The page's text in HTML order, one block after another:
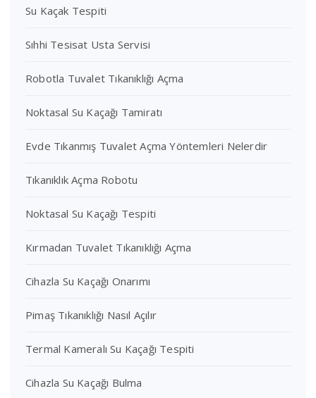
Su Kaçak Tespiti
Sıhhi Tesisat Usta Servisi
Robotla Tuvalet Tıkanıklığı Açma
Noktasal Su Kaçağı Tamiratı
Evde Tıkanmış Tuvalet Açma Yöntemleri Nelerdir
Tıkanıklık Açma Robotu
Noktasal Su Kaçağı Tespiti
Kırmadan Tuvalet Tıkanıklığı Açma
Cihazla Su Kaçağı Onarımı
Pimaş Tıkanıklığı Nasıl Açılır
Termal Kameralı Su Kaçağı Tespiti
Cihazla Su Kaçağı Bulma